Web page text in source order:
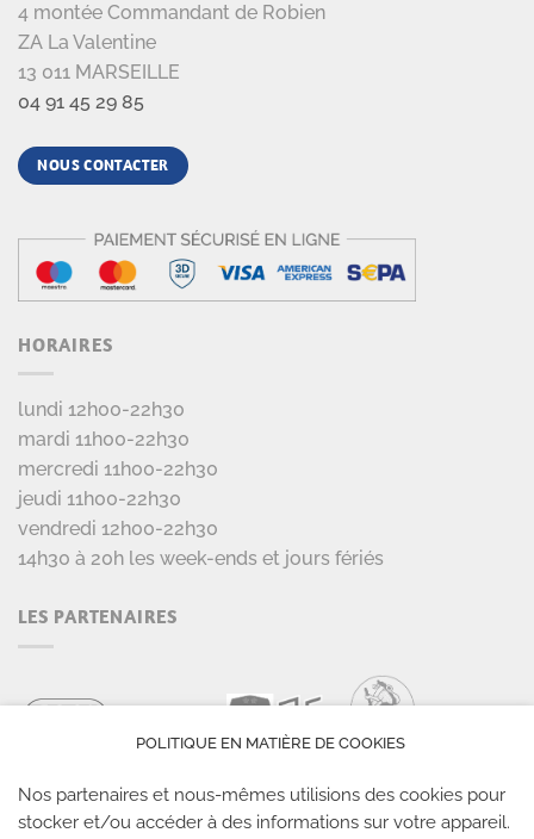
4 montée Commandant de Robien
ZA La Valentine
13 011 MARSEILLE
04 91 45 29 85
NOUS CONTACTER
HORAIRES
lundi 12h00-22h30
mardi 11h00-22h30
mercredi 11h00-22h30
jeudi 11h00-22h30
vendredi 12h00-22h30
14h30 à 20h les week-ends et jours fériés
LES PARTENAIRES
POLITIQUE EN MATIÈRE DE COOKIES
Nos partenaires et nous-mêmes utilisions des cookies pour
stocker et/ou accéder à des informations sur votre appareil.